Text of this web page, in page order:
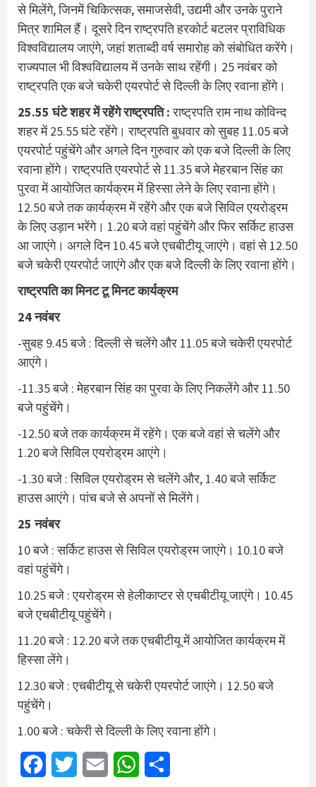
से मिलेंगे, जिनमें चिकित्सक, समाजसेवी, उद्यमी और उनके पुराने
मित्र शामिल हैं। दूसरे दिन राष्ट्रपति हरकोर्ट बटलर प्राविधिक
विश्वविद्यालय जाएंगे, जहां शताब्दी वर्ष समारोह को संबोधित करेंगे।
राज्यपाल भी विश्वविद्यालय में उनके साथ रहेंगी। 25 नवंबर को
राष्ट्रपति एक बजे चकेरी एयरपोर्ट से दिल्ली के लिए रवाना होंगे।
25.55 घंटे शहर में रहेंगे राष्ट्रपति :राष्ट्रपति राम नाथ कोविन्द
शहर में 25.55 घंटे रहेंगे। राष्ट्रपति बुधवार को सुबह 11.05 बजे
एयरपोर्ट पहुंचेंगे और अगले दिन गुरुवार को एक बजे दिल्ली के लिए
रवाना होंगे। राष्ट्रपति एयरपोर्ट से 11.35 बजे मेहरबान सिंह का
पुरवा में आयोजित कार्यक्रम में हिस्सा लेने के लिए रवाना होंगे।
12.50 बजे तक कार्यक्रम में रहेंगे और एक बजे सिविल एयरोड्रम
के लिए उड़ान भरेंगे। 1.20 बजे वहां पहुंचेंगे और फिर सर्किट हाउस
आ जाएंगे। अगले दिन 10.45 बजे एचबीटीयू जाएंगे। वहां से 12.50
बजे चकेरी एयरपोर्ट जाएंगे और एक बजे दिल्ली के लिए रवाना होंगे।
राष्ट्रपति का मिनट टू मिनट कार्यक्रम
24 नवंबर
-सुबह 9.45 बजे : दिल्ली से चलेंगे और 11.05 बजे चकेरी एयरपोर्ट
आएंगे।
-11.35 बजे : मेहरबान सिंह का पुरवा के लिए निकलेंगे और 11.50
बजे पहुंचेंगे।
-12.50 बजे तक कार्यक्रम में रहेंगे। एक बजे वहां से चलेंगे और
1.20 बजे सिविल एयरोड्रम आएंगे।
-1.30 बजे : सिविल एयरोड्रम से चलेंगे और, 1.40 बजे सर्किट
हाउस आएंगे। पांच बजे से अपनों से मिलेंगे।
25 नवंबर
10 बजे : सर्किट हाउस से सिविल एयरोड्रम जाएंगे। 10.10 बजे
वहां पहुंचेंगे।
10.25 बजे : एयरोड्रम से हेलीकाप्टर से एचबीटीयू जाएंगे। 10.45
बजे एचबीटीयू पहुंचेंगे।
11.20 बजे : 12.20 बजे तक एचबीटीयू में आयोजित कार्यक्रम में
हिस्सा लेंगे।
12.30 बजे : एचबीटीयू से चकेरी एयरपोर्ट जाएंगे। 12.50 बजे
पहुंचेंगे।
1.00 बजे : चकेरी से दिल्ली के लिए रवाना होंगे।
FacebookTwitter Email WhatsApp